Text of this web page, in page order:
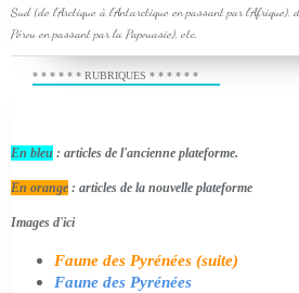
Sud (de l'Arctique à l'Antarctique en passant par l'Afrique),
Pérou en passant par la Papouasie), etc.
* * * * * * RUBRIQUES * * * * * *
En bleu : articles de l'ancienne plateforme.
En orange : articles de la nouvelle plateforme
Images d'ici
Faune des Pyrénées (suite)
Faune des Pyrénées